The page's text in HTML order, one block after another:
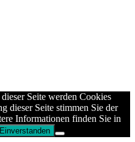
Seite werden Cookies
dieser Seite stimmen Sie der
Informationen finden Sie in
Einverstanden